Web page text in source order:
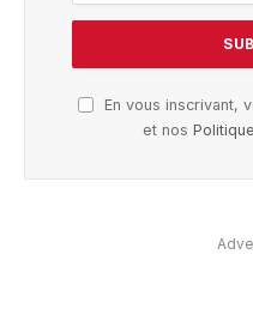
En vous inscrivant,
et nos